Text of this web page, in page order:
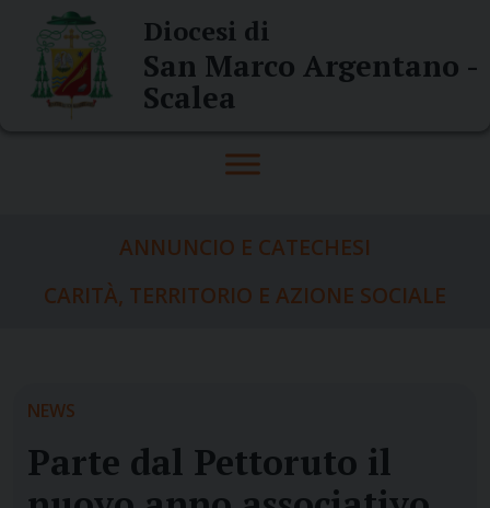
content
Diocesi di
San Marco Argentano -
Scalea
ANNUNCIO E CATECHESI
CARITÀ, TERRITORIO E AZIONE SOCIALE
NEWS
Parte dal Pettoruto il